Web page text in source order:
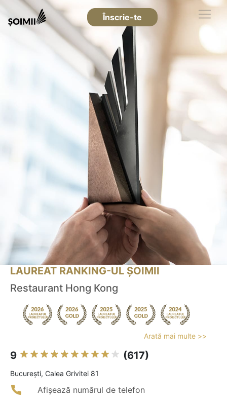
Înscrie-te
LAUREAT RANKING-UL ȘOIMII
Restaurant Hong Kong
Arată mai multe >>
9 (617)
Bucureşti, Calea Grivitei 81
Afișează numărul de telefon